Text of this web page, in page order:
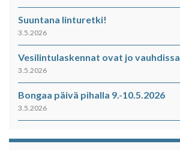
Suuntana linturetki!
3.5.2026
Vesilintulaskennat ovat jo vauhdissa
3.5.2026
Bongaa päivä pihalla 9.-10.5.2026
3.5.2026